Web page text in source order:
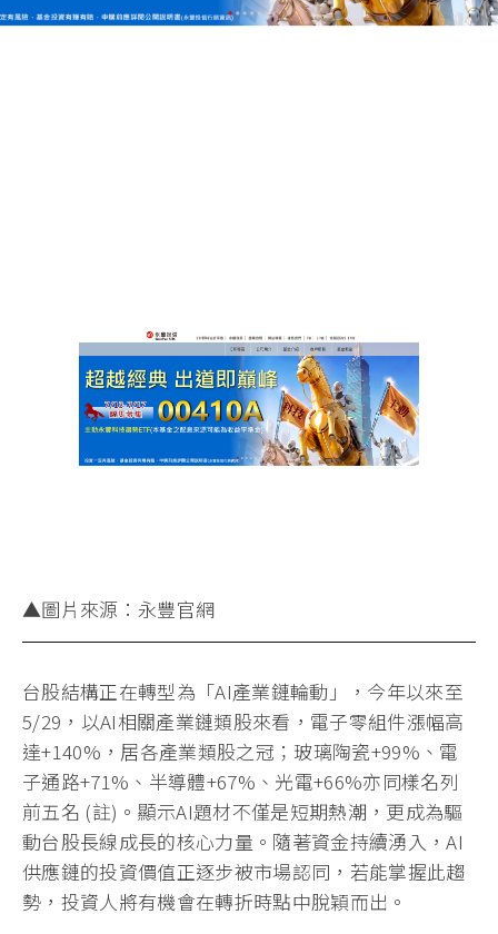
▲圖片來源：永豐官網
台股結構正在轉型為「AI產業鏈輪動」，今年以來至
5/29，以AI相關產業鏈類股來看，電子零組件漲幅高
達+140%，居各產業類股之冠；玻璃陶瓷+99%、電
子通路+71%、半導體+67%、光電+66%亦同樣名列
前五名 (註)。顯示AI題材不僅是短期熱潮，更成為驅
動台股長線成長的核心力量。隨著資金持續湧入，AI
供應鏈的投資價值正逐步被市場認同，若能掌握此趨
勢，投資人將有機會在轉折時點中脫穎而出。